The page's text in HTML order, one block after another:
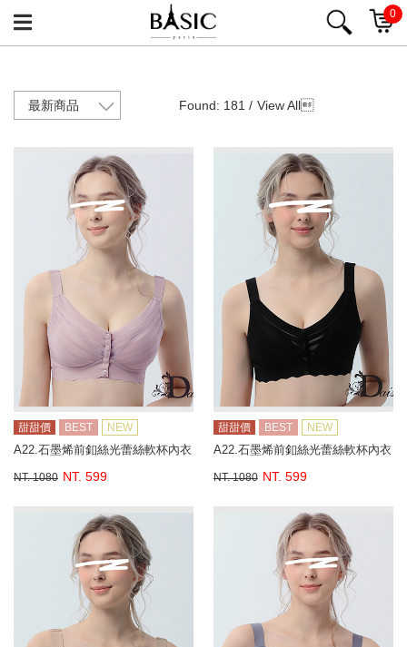
0
Found: 181 / View All
甜甜價 BEST NEW
A22.石墨烯前釦絲光蕾絲軟杯內衣
NT. 1080 NT. 599
甜甜價 BEST NEW
A22.石墨烯前釦絲光蕾絲軟杯內衣
NT. 1080 NT. 599